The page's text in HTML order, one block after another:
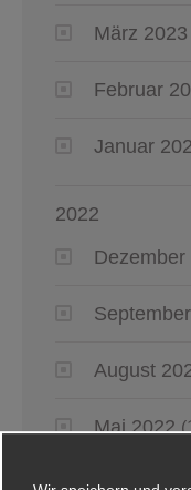
März 2023
Februar
Januar
2022
Dezember
August
Mai 2022
Januar